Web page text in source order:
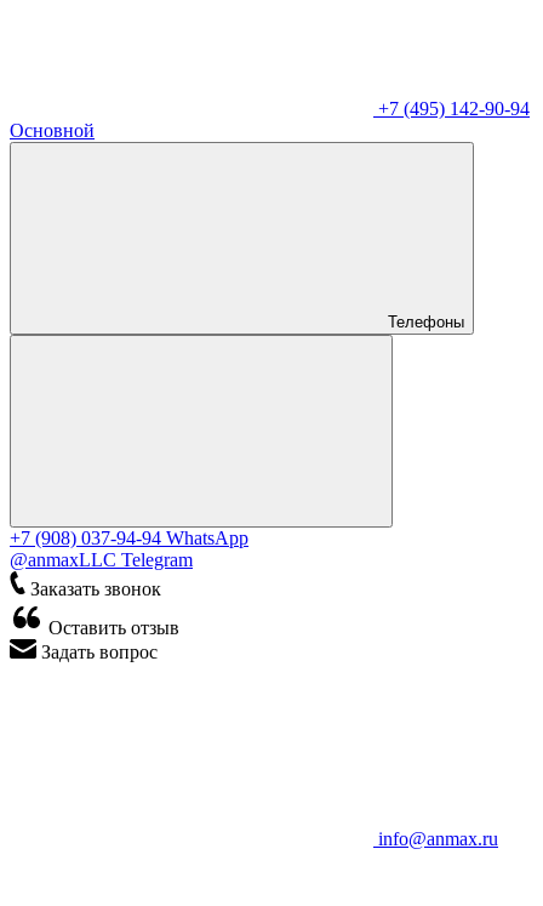
+7 (495) 142-90-94
Основной
Телефоны
+7 (908) 037-94-94 WhatsApp
@anmaxLLC Telegram
Заказать звонок
Оставить отзыв
Задать вопрос
info@anmax.ru